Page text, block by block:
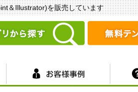
＆Illustrator)を販売しています